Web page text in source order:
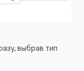
выбрав тип